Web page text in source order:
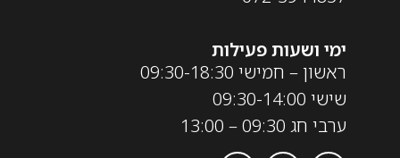
ימי ושעות פעילות
ראשון – חמישי 09:30-18:30
שישי 09:30-14:00
ערבי חג 09:30 – 13:00